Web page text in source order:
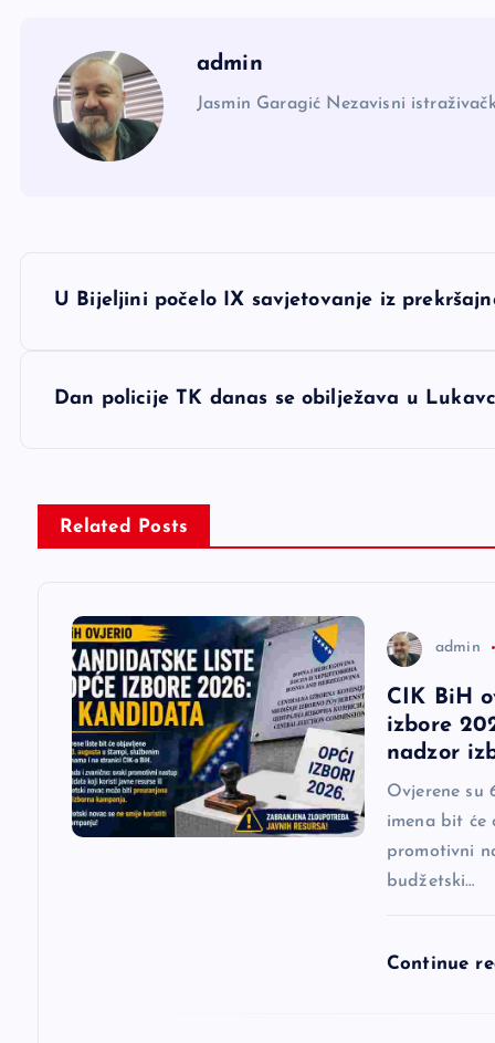
admin
Jasmin Garagić Nezavisni
NU Bijeljini počelo IX savjetovanje iz
Dan policije TK danas se obilježava u
Related Posts
admin
CIK BiH
izbore
nadzor
Ovjerene su
imena bit će
promotivni
budžetski…
Continue